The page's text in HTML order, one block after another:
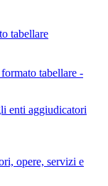
tabellare
tabellare -
enti aggiudicatori
opere, servizi e